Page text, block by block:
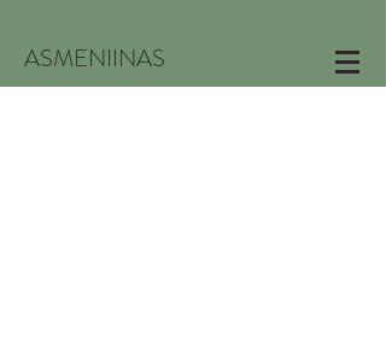
ASMENIINAS